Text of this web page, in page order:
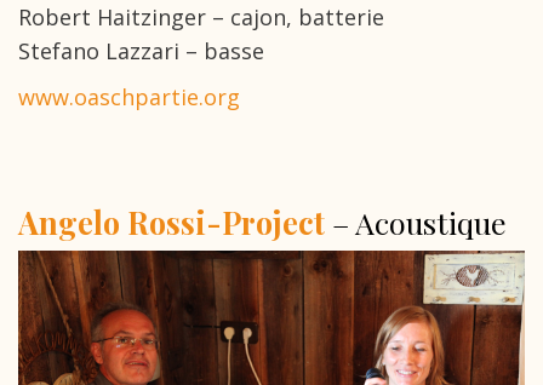
Robert Haitzinger – cajon, batterie
Stefano Lazzari – basse
www.oaschpartie.org
Angelo Rossi-Project – Acoustique